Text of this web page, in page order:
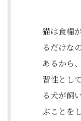
猫は食糧
るだけな
あるから
習性とし
る犬が飼
ぶことを